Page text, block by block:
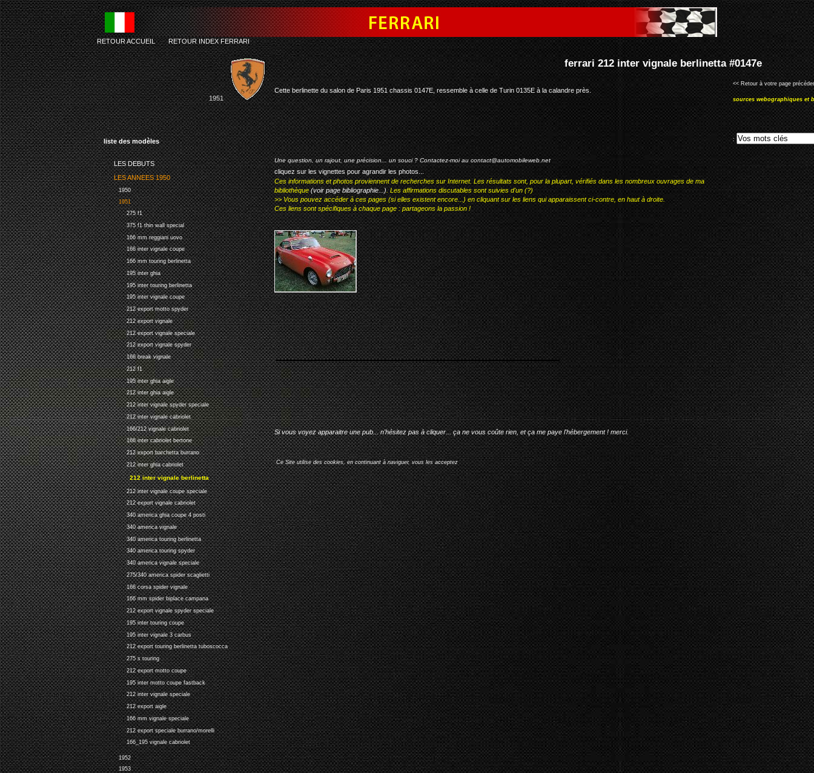
liste des modèles
LES DEBUTS
LES ANNEES 1950
1950
1951
275 f1
375 f1 thin wall special
166 mm reggiani uovo
166 inter vignale coupe
166 mm touring berlinetta
195 inter ghia
195 inter touring berlinetta
195 inter vignale coupe
212 export motto spyder
212 export vignale
212 export vignale speciale
212 export vignale spyder
166 break vignale
212 f1
195 inter ghia aigle
212 inter ghia aigle
212 inter vignale spyder speciale
212 inter vignale cabriolet
166/212 vignale cabriolet
166 inter cabriolet bertone
212 export barchetta burrano
212 inter ghia cabriolet
212 inter vignale berlinetta
212 inter vignale coupe speciale
212 export vignale cabriolet
340 america ghia coupe 4 posti
340 america vignale
340 america touring berlinetta
340 america touring spyder
340 america vignale speciale
275/340 america spider scaglietti
166 corsa spider vignale
166 mm spider biplace campana
212 export vignale spyder speciale
195 inter touring coupe
195 inter vignale 3 carbus
212 export touring berlinetta tuboscocca
275 s touring
212 export motto coupe
195 inter motto coupe fastback
212 inter vignale speciale
212 export aigle
166 mm vignale speciale
212 export speciale burrano/morelli
166_195 vignale cabriolet
1952
1953
ferrari 212 inter vignale berlinetta #0147e
RETOUR ACCUEIL-RETOUR INDEX FERRARI
1951
Cette berlinette du salon de Paris 1951 chassis 0147E, ressemble à celle de Turin 0135E à la calandre près.
Une question, un rajout, une précision... un souci ? Contactez-moi aucontact@automobileweb.net
cliquez sur les vignettes pour agrandir les photos...
Ces informations et photos proviennent de recherches sur Internet. Les résultats sont, pour la plupart, vérifiés dans les nombreux ouvrages de ma
bibliothèque(voir page bibliographie...). Les affirmations discutables sont suivies d'un (?)
>> Vous pouvez accéder à ces pages (si elles existent encore...) en cliquant sur les liens qui apparaissent ci-contre, en haut à droite.
Ces liens sont spécifiques à chaque page : partageons la passion !
Si vous voyez apparaitre une pub... n'hésitez pas à cliquer... ça ne vous coûte rien, et ça me paye l'hébergement ! merci.
Ce Site utilise des cookies, en continuant à naviguer, vous les acceptez
<< Retour à votre page
sources webographiques et
: